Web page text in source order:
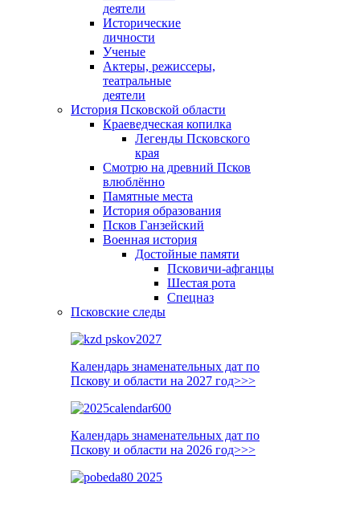
деятели
Исторические
личности
Ученые
Актеры, режиссеры,
театральные
деятели
История Псковской области
Краеведческая копилка
Легенды Псковского
края
Смотрю на древний Псков
влюблённо
Памятные места
История образования
Псков Ганзейский
Военная история
Достойные памяти
Псковичи-афганцы
Шестая рота
Спецназ
Псковские следы
Календарь знаменательных дат по
Пскову и области на 2027 год>>>
Календарь знаменательных дат по
Пскову и области на 2026 год>>>